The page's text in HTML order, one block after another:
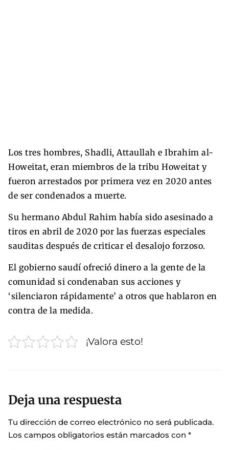
Los tres hombres, Shadli, Attaullah e Ibrahim al-
Howeitat, eran miembros de la tribu Howeitat y
fueron arrestados por primera vez en 2020 antes
de ser condenados a muerte.
Su hermano Abdul Rahim había sido asesinado a
tiros en abril de 2020 por las fuerzas especiales
sauditas después de criticar el desalojo forzoso.
El gobierno saudí ofreció dinero a la gente de la
comunidad si condenaban sus acciones y
‘silenciaron rápidamente’ a otros que hablaron en
contra de la medida.
¡Valora esto!
Deja una respuesta
Tu dirección de correo electrónico no será publicada.
Los campos obligatorios están marcados con *